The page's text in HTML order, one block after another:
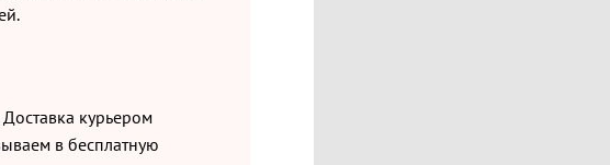
курьером
в бесплатную